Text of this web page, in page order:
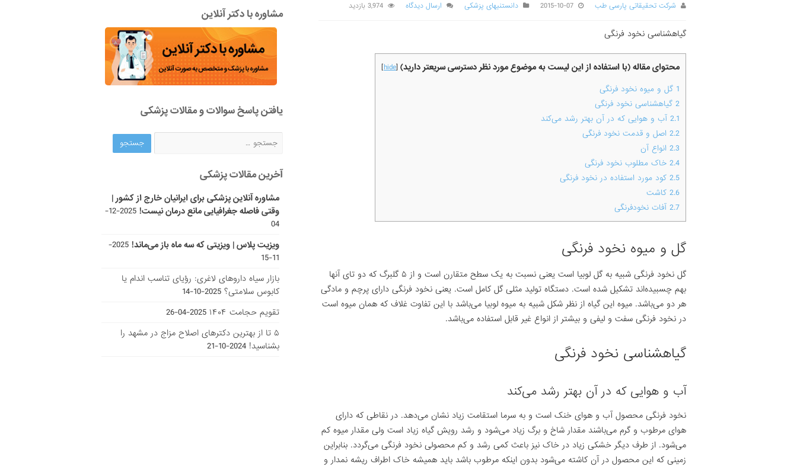
شرکت تحقیقاتی پارسی طب 2015-10-07 دانستنیهای پزشکی ارسال دیدگاه 3,974 بازدید
گیاهشناسی نخود فرنگی
محتوای مقاله (با استفاده از این لیست به موضوع مورد نظر دسترسی سریعتر دارید) [
hide
]
1 گل و میوه نخود فرنگی
2 گیاهشناسی نخود فرنگی
2.1 آب و هوایی که در آن بهتر رشد می‌کند
2.2 اصل و قدمت نخود فرنگی
2.3 انواع آن
2.4 خاک مطلوب نخود فرنگی
2.5 کود مورد استفاده در نخود فرنگی
2.6 کاشت
2.7 آفات نخودفرنگی
گل و میوه نخود فرنگی
گل نخود فرنگی شبیه به گل لوبیا است یعنی نسبت به یک سطح متقارن است و از ۵ گلبرگ که دو تای آنها
بهم چسبیده‌اند تشکیل شده است. دستگاه تولید مثلی گل کامل است. یعنی نخود فرنگی دارای پرچم و مادگی
هر دو می‌باشد. میوه این گیاه از نظر شکل شبیه به میوه لوبیا می‌باشد با این تفاوت غلاف که همان میوه است
در نخود فرنگی سفت و لیفی و بیشتر از انواع غیر قابل استفاده می‌باشد.
گیاهشناسی نخود فرنگی
آب و هوایی که در آن بهتر رشد می‌کند
نخود فرنگی محصول آب و هوای خنک است و به سرما استقامت زیاد نشان می‌دهد. در نقاطی که دارای
هوای مرطوب و گرم می‌باشند مقدار شاخ و برگ زیاد می‌شود و رشد رویش گیاه زیاد است ولی مقدار میوه کم
می‌شود. از طرف دیگر خشکی زیاد در خاک نیز باعث کمی رشد و کم محصولی نخود فرنگی می‌گردد. بنابراین
زمینی که این محصول در آن کاشته می‌شود بدون اینکه مرطوب باشد باید همیشه خاک اطراف ریشه نمدار و
مشاوره با دکتر آنلاین
یافتن پاسخ سوالات و مقالات پزشکی
آخرین مقالات پزشکی
مشاوره آنلاین پزشکی برای ایرانیان خارج از کشور |
وقتی فاصله جغرافیایی مانع درمان نیست!
2025-12-
04
ویزیت پلاس | ویزیتی که سه ماه باز می‌ماند!
2025-
11-15
بازار سیاه داروهای لاغری: رؤیای تناسب اندام یا
کابوس سلامتی؟ 2025-10-14
تقویم حجامت ۱۴۰۴
2025-04-26
۵ تا از بهترین دکتر‌های اصلاح مزاج در مشهد را
بشناسید! 2024-10-21